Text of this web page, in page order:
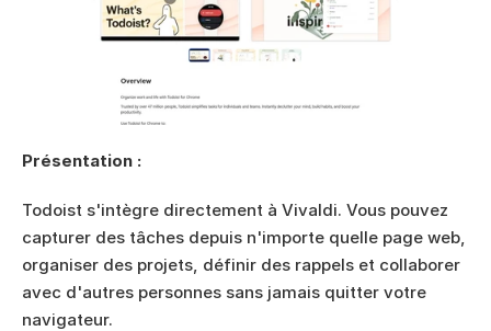
Présentation :
Todoist s'intègre directement à Vivaldi. Vous pouvez
capturer des tâches depuis n'importe quelle page web,
organiser des projets, définir des rappels et collaborer
avec d'autres personnes sans jamais quitter votre
navigateur.